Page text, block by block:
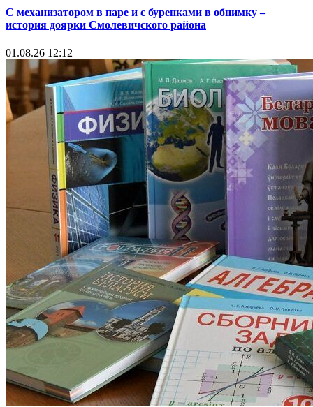
С механизатором в паре и с буренками в обнимку –
история доярки Смолевичского района
01.08.26 12:12